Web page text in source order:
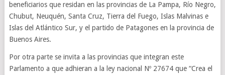
beneficiarios que residan en las provincias de La Pampa, Río Negro,
Chubut, Neuquén, Santa Cruz, Tierra del Fuego, Islas Malvinas e
Islas del Atlántico Sur, y el partido de Patagones en la provincia de
Buenos Aires.
Por otra parte se invita a las provincias que integran este
Parlamento a que adhieran a la ley nacional Nº 27674 que “Crea el